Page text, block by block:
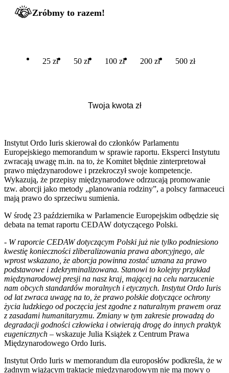
Zróbmy to razem!
25 zł 50 zł 100 zł 200 zł 500 zł
Instytut Ordo Iuris skierował do członków Parlamentu
Europejskiego memorandum w sprawie raportu. Eksperci Instytutu
zwracają uwagę m.in. na to, że Komitet błędnie zinterpretował
prawo międzynarodowe i przekroczył swoje kompetencje.
Wykazują, że przepisy międzynarodowe odrzucają promowanie
tzw. aborcji jako metody „planowania rodziny”, a polscy farmaceuci
mają prawo do sprzeciwu sumienia.
W środę 23 października w Parlamencie Europejskim odbędzie się
debata na temat raportu CEDAW dotyczącego Polski.
- W raporcie CEDAW dotyczącym Polski już nie tylko podniesiono
kwestię konieczności zliberalizowania prawa aborcyjnego, ale
wprost wskazano, że aborcja powinna zostać uznana za prawo
podstawowe i zdekryminalizowana. Stanowi to kolejny przykład
międzynarodowej presji na nasz kraj, mającej na celu narzucenie
nam obcych standardów moralnych i etycznych. Instytut Ordo Iuris
od lat zwraca uwagę na to, że prawo polskie dotyczące ochrony
życia ludzkiego od poczęcia jest zgodne z naturalnym prawem oraz
z zasadami humanitaryzmu. Zmiany w tym zakresie prowadzą do
degradacji godności człowieka i otwierają drogę do innych praktyk
eugenicznych – wskazuje Julia Książek z Centrum Prawa
Międzynarodowego Ordo Iuris.
Instytut Ordo Iuris w memorandum dla europosłów podkreśla, że w
żadnym wiążącym traktacie międzynarodowym nie ma mowy o